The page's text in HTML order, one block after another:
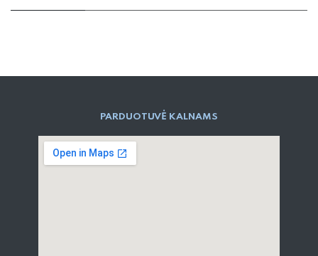
PARD​UOTUVĖ​ KALNAMS